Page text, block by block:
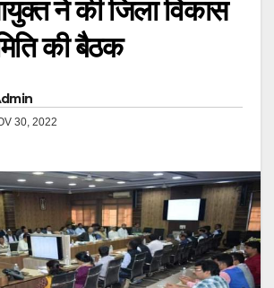
ने की जिला विकास
की बैठक
30, 2022